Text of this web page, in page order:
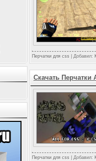
Перчатки для css | Добавил:
Скачать Перчатки
Перчатки для css | Добавил: